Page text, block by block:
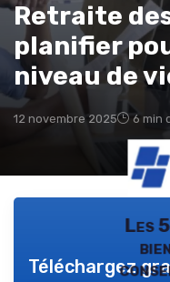
Retraite
planifier
niveau de
12 novembre 2025 6 min
Les
Téléchargez